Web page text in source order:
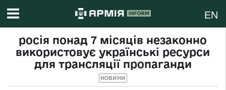
EN
росія понад 7 місяців незаконно
використовує українські ресурси
для трансляції пропаганди
НОВИНИ